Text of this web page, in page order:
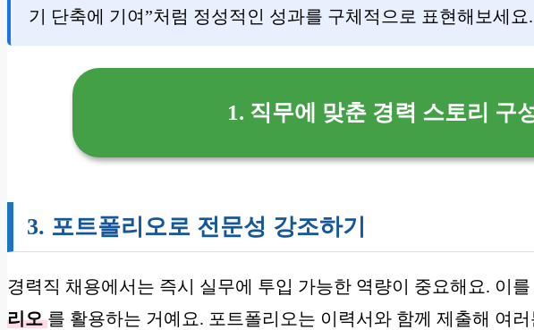
기 단축에 기여”처럼 정성적인 성과를 구체적으로 표현해보세요.
1. 직무에 맞춘 경력 스토리 구
3. 포트폴리오로 전문성 강조하기
경력직 채용에서는 즉시 실무에 투입 가능한 역량이 중요해요. 이
리오 를 활용하는 거예요. 포트폴리오는 이력서와 함께 제출해 여